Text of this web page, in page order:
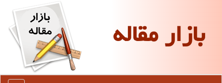
بازار مقاله